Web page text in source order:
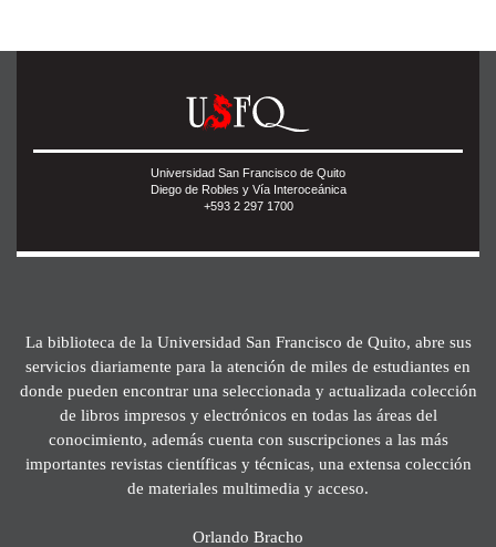
Universidad San Francisco de Quito
Diego de Robles y Vía Interoceánica
+593 2 297 1700
La biblioteca de la Universidad San Francisco de Quito, abre sus
servicios diariamente para la atención de miles de estudiantes en
donde pueden encontrar una seleccionada y actualizada colección
de libros impresos y electrónicos en todas las áreas del
conocimiento, además cuenta con suscripciones a las más
importantes revistas científicas y técnicas, una extensa colección
de materiales multimedia y acceso.
Orlando Bracho